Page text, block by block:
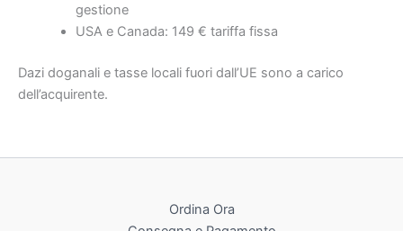
gestione
USA e Canada: 149 € tariffa fissa
Dazi doganali e tasse locali fuori dall’UE sono a carico
dell’acquirente.
Ordina Ora